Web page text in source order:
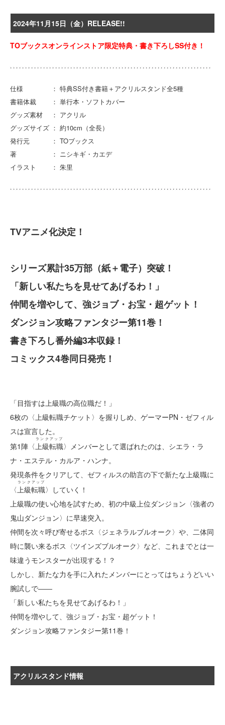
2024年11月15日（金）RELEASE!!
TOブックスオンラインストア限定特典・書き下ろしSS付き！
仕様 ： 特典SS付き書籍＋アクリルスタンド全5種
書籍体裁 ： 単行本・ソフトカバー
グッズ素材 ： アクリル
グッズサイズ ： 約10cm（全長）
発行元 ： TOブックス
著 ： ニシキギ・カエデ
イラスト ： 朱里
TVアニメ化決定！
シリーズ累計35万部（紙＋電子）突破！
「新しい私たちを見せてあげるわ！」
仲間を増やして、強ジョブ・お宝・超ゲット！
ダンジョン攻略ファンタジー第11巻！
書き下ろし番外編3本収録！
コミックス4巻同日発売！
「目指すは上級職の高位職だ！」
6枚の〈上級転職チケット〉を握りしめ、ゲーマーPN・ゼフィル
スは宣言した。
第1陣〈上級転職
ランクアップ
〉メンバーとして選ばれたのは、シエラ・ラ
ナ・エステル・カルア・ハンナ。
発現条件をクリアして、ゼフィルスの助言の下で新たな上級職に
〈上級転職
ランクアップ
〉していく！
上級職の使い心地を試すため、初の中級上位ダンジョン〈強者の
鬼山ダンジョン〉に早速突入。
仲間を次々呼び寄せるボス〈ジェネラルブルオーク〉や、二体同
時に襲い来るボス〈ツインズブルオーク〉など、これまでとは一
味違うモンスターが出現する！？
しかし、新たな力を手に入れたメンバーにとってはちょうどいい
腕試しで――
「新しい私たちを見せてあげるわ！」
仲間を増やして、強ジョブ・お宝・超ゲット！
ダンジョン攻略ファンタジー第11巻！
アクリルスタンド情報